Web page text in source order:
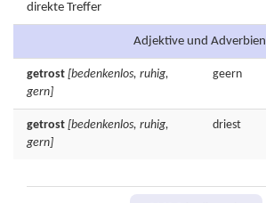
direkte Treffer
Adjektive und Adverbien
getrost [bedenkenlos, ruhig,
gern]
geern
getrost [bedenkenlos, ruhig,
gern]
driest